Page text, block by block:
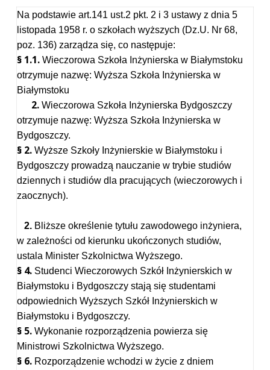
Na podstawie art.141 ust.2 pkt. 2 i 3 ustawy z dnia 5
listopada 1958 r. o szkołach wyższych (Dz.U. Nr 68,
poz. 136) zarządza się, co następuje:
§ 1.1. Wieczorowa Szkoła Inżynierska w Białymstoku
otrzymuje nazwę: Wyższa Szkoła Inżynierska w
Białymstoku
2. Wieczorowa Szkoła Inżynierska Bydgoszczy
otrzymuje nazwę: Wyższa Szkoła Inżynierska w
Bydgoszczy.
§ 2. Wyższe Szkoły Inżynierskie w Białymstoku i
Bydgoszczy prowadzą nauczanie w trybie studiów
dziennych i studiów dla pracujących (wieczorowych i
zaocznych).
2. Bliższe określenie tytułu zawodowego inżyniera,
w zależności od kierunku ukończonych studiów,
ustala Minister Szkolnictwa Wyższego.
§ 4. Studenci Wieczorowych Szkół Inżynierskich w
Białymstoku i Bydgoszczy stają się studentami
odpowiednich Wyższych Szkół Inżynierskich w
Białymstoku i Bydgoszczy.
§ 5. Wykonanie rozporządzenia powierza się
Ministrowi Szkolnictwa Wyższego.
§ 6. Rozporządzenie wchodzi w życie z dniem